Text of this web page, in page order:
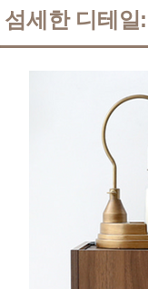
섬세한 디테